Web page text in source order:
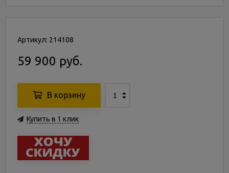
Артикул: 214108
59 900 руб.
В корзину
Купить в 1 клик